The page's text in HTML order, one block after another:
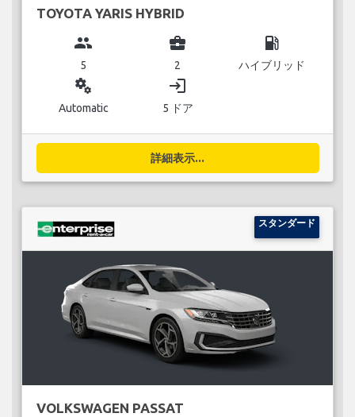
TOYOTA YARIS HYBRID
group
5
business_center
2
local_gas_station
ハイブリッド
miscellaneous_services
Automatic
login
5 ドア
詳細表示...
スタンダード
VOLKSWAGEN PASSAT